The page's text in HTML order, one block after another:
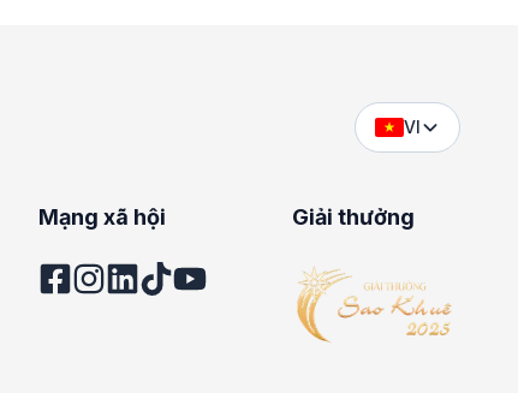
VI
Mạng xã hội Giải thưởng